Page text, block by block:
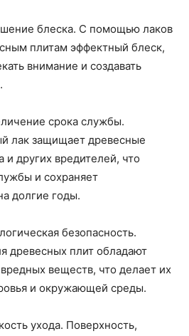
блеска. С помощью лаков
плитам эффектный блеск,
внимание и создавать
срока службы.
лак защищает древесные
и других вредителей, что
и сохраняет
долгие годы.
безопасность.
древесных плит обладают
веществ, что делает их
и окружающей среды.
ухода. Поверхность,